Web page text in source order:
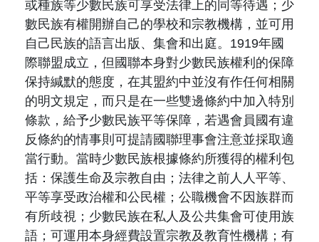
或種族等少數民族可享受法律上的同等待遇；少
數民族有權開辦自己的學校和宗教機構，並可用
自己民族的語言出版、集會和出庭。1919年國
際聯盟成立，但國聯本身對少數民族權利的保障
保持緘默的態度，在其盟約中並沒有作任何相關
的明文規定，而只是在一些雙邊條約中加入特別
條款，給予少數民族平等保障，若遇會員國有違
反條約的情事則可提請國聯理事會注意並採取適
當行動。當時少數民族根據條約所獲得的權利包
括：保護生命及宗教自由；法律之前人人平等、
平等享受政治權和公民權；公職機會不因族群而
有所歧視；少數民族在私人及公共集會可使用族
語；可運用本身經費設置宗教及教育性機構；有